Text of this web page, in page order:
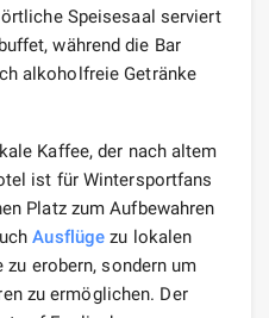
Speisesaal serviert
während die Bar
alkoholfreie Getränke
Kaffee, der nach altem
ist für Wintersportfans
Platz zum Aufbewahren
Ausflüge zu lokalen
erobern, sondern um
zu ermöglichen. Der